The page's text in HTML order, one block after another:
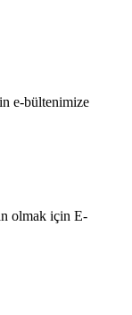
e-bültenimize
olmak için E-